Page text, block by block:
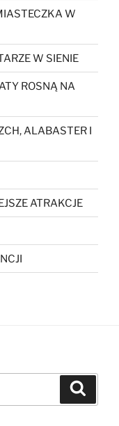
W
W SIENIE
ROSNĄ NA
ALABASTER I
ATRAKCJE